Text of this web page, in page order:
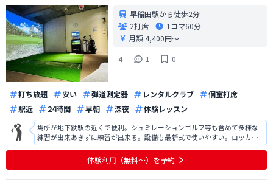
早稲田駅から徒歩2分
2打席
1コマ60分
月額 4,400円〜
4
1 0
打ち放題 安い 弾道測定器 レンタルクラブ
個室打席
駅近
24時間 早朝 深夜 体験レッスン
場所が地下鉄駅の近くで便利。シュミレーションゴルフ等も含めて多様な
練習が出来あきずに練習が出来る。設備も最新式で使いやすい。ロッカー
があると便利なので検討して欲しい。体験時に対応していただいた方の説
明は丁寧でわかりやすく好感が持てた。2roomなので予約が取れるか心配
であるが今のところ問題ありません
体験利用（無料〜）を予約